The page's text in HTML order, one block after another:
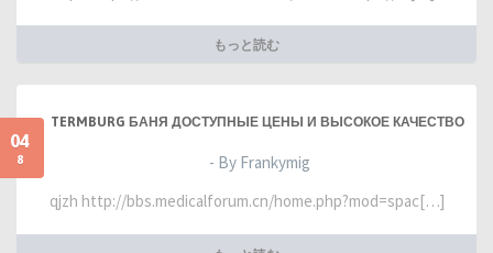
もっと読む
04
8
TERMBURG БАНЯ ДОСТУПНЫЕ ЦЕНЫ И ВЫСОКОЕ КАЧЕСТВО
- By Frankymig
qjzh http://bbs.medicalforum.cn/home.php?mod=spac[…]